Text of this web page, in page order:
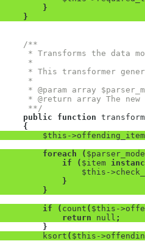
}
}
/**
* Transforms the data
*
* This transformer
*
* @param array
* @return array The new
**/
public function transform
{
$this ->
foreach (
if ( $item
$this ->
}
}
if ( count ( $this ->
return null ;
}
ksort ( $this ->